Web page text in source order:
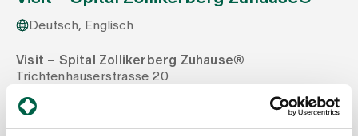
Zuweisende
Events
Deutsch, Englisch
Visit – Spital Zollikerberg Zuhause®
Trichtenhauserstrasse 20
Tel
Mail
info@visit-spitalzollikerberg.ch